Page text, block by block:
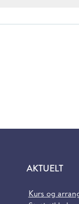
AKTUELT
Kurs og